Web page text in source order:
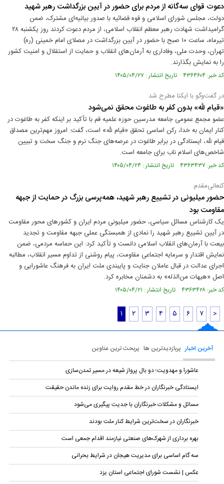
دعوت قوای سه‌گانه از مردم برای حضور در آیین بزرگداشت رهبر شهید
دولت، مجلس شورای اسلامی و قوه قضائیه با صدور بیانیه‌ای مشترک، ضمن
گرامیداشت شهادت رهبر معظم انقلاب اسلامی، از مردم دعوت کردند روز یکشنبه ۲۸
تیرماه، ساعت ۱۰ صبح با حضور در آیین بزرگداشت در مصلای امام خمینی (ره)
تهران، وحدت ملی، وفاداری به آرمان‌های انقلاب و حمایت از استقلال و امنیت کشور
را به نمایش بگذارند.
کد خبر: ۴۳۶۴۶۰۴ تاریخ انتشار : ۱۴۰۵/۰۴/۲۷
در گفت‌وگو با ایکنا مطرح شد
«قیام لله» بدون کفر به طاغوت محقق نمی‌شود
عضو مجمع عمومی جامعه مدرسین حوزه علمیه قم با تأکید بر اینکه کفر به طاغوت در
کنار ایمان به خدا، رکن اساسی تحقق «قیام لله» است، گفت: امروز مهم‌ترین مصداق
قیام لله، ایستادگی در برابر طاغوت در عرصه‌های جنگ نرم و جنگ سخت و تبیین
شاخص‌های اسلام ناب برای جامعه است.
کد خبر: ۴۳۶۳۴۳۷ تاریخ انتشار : ۱۴۰۵/۰۴/۲۴
کنعانی‌مقدم:
حضور میلیونی در تشییع رهبر شهید، همه‌پرسی بزرگ در حمایت از جبهه
مقاومت بود
یک کارشناس مسائل سیاسی، حضور میلیونی مردم ایران و کشورهای محور مقاومت
در آیین تشییع رهبر شهید را نمادی از همبستگی عملی جبهه مقاومت و تجدید
بیعت با آرمان‌های انقلاب اسلامی دانست و تأکید کرد: این حماسه مردمی، ضمن
نمایش اقتدار و سرمایه اجتماعی مقاومت، پیام روشنی از تداوم مسیر انقلاب، مطالبه
اجرای عدالت در قبال عاملان جنایت و پایبندی ملت ایران به فرهنگ عاشورایی و
اصل «هیهات من‌الذله» به دشمنان مخابره کرد.
کد خبر: ۴۳۶۳۴۲۸ تاریخ انتشار : ۱۴۰۵/۰۴/۲۱
۱ ۲ ۳ ۴ ۵ ۶ ۷ >
آخرین اخبار پربازدیدترین ها پربحث ترین عناوین
عاشورا و مهدویت؛ دو بال پرواز شیعه در مسیر تمدن‌سازی
ایستادگی خبرنگاران در خط مقدم روایت برای زنده ماندن حقیقت
مسائل و مشکلات خبرنگاران با جدیت پیگیری می‌شود
خبرنگاران در سخت‌ترین شرایط کنار ملت بودند
بهره برداری از شهرک‌های صنعتی نیازمند اقدام جمعی است
سه گام اساسی برای مدیریت هیجان در شرایط بحرانی
عکس | نشست شورای اجتماعی استان یزد